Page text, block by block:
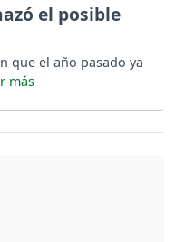
el posible
que el año pasado ya